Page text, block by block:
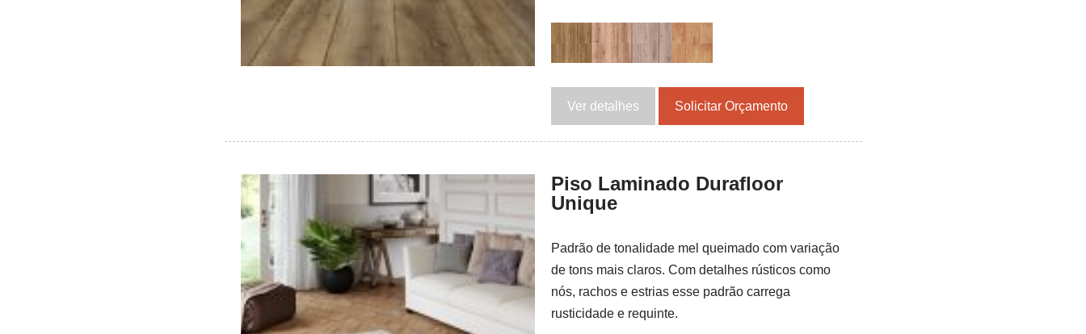
Ver detalhes Solicitar Orçamento
Piso Laminado Durafloor
Unique
Padrão de tonalidade mel queimado com variação
de tons mais claros. Com detalhes rústicos como
nós, rachos e estrias esse padrão carrega
rusticidade e requinte.